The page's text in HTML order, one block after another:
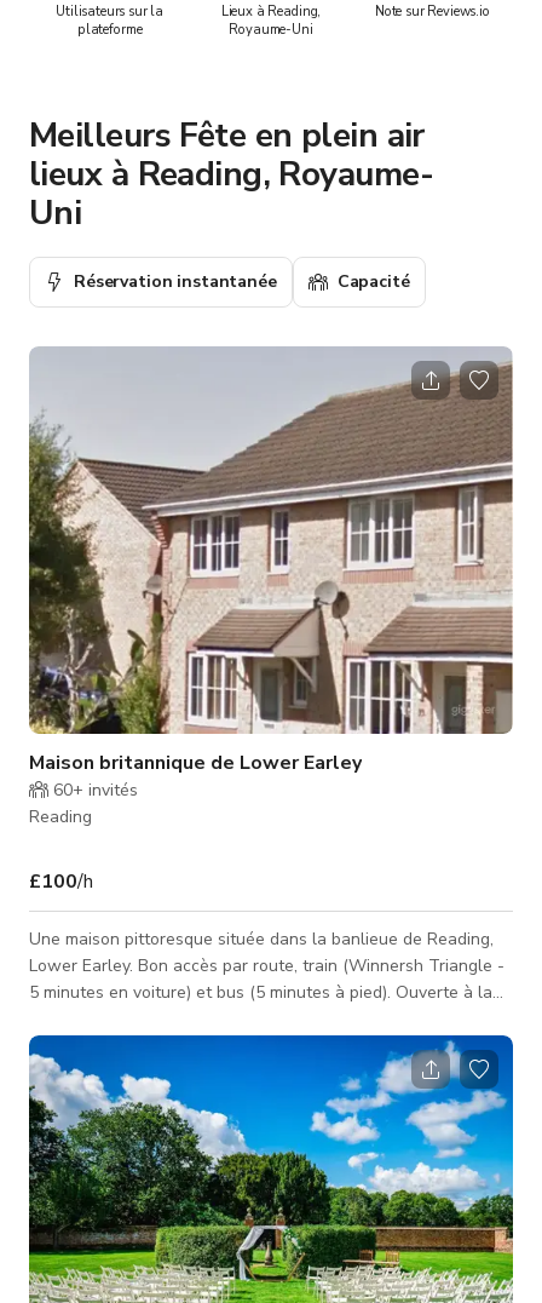
Utilisateurs sur la
plateforme
Lieux à Reading,
Royaume-Uni
Note sur Reviews.io
Meilleurs Fête en plein air
lieux à Reading, Royaume-
Uni
Réservation instantanée Capacité
Maison britannique de Lower Earley
60+ invités
Reading
£100/h
Une maison pittoresque située dans la banlieue de Reading,
Lower Earley. Bon accès par route, train (Winnersh Triangle -
5 minutes en voiture) et bus (5 minutes à pied). Ouverte à la
détachée avec des voisins très tolérants.